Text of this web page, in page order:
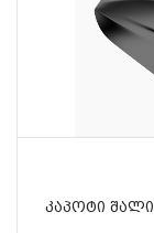
ᲙᲐᲞᲝᲢᲘ